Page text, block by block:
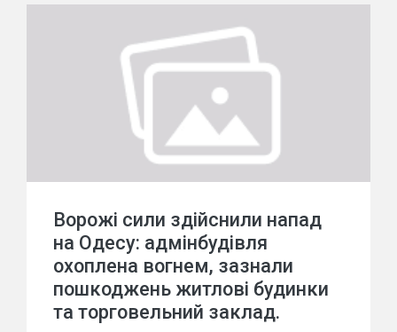
Ворожі сили здійснили напад
на Одесу: адмінбудівля
охоплена вогнем, зазнали
пошкоджень житлові будинки
та торговельний заклад.